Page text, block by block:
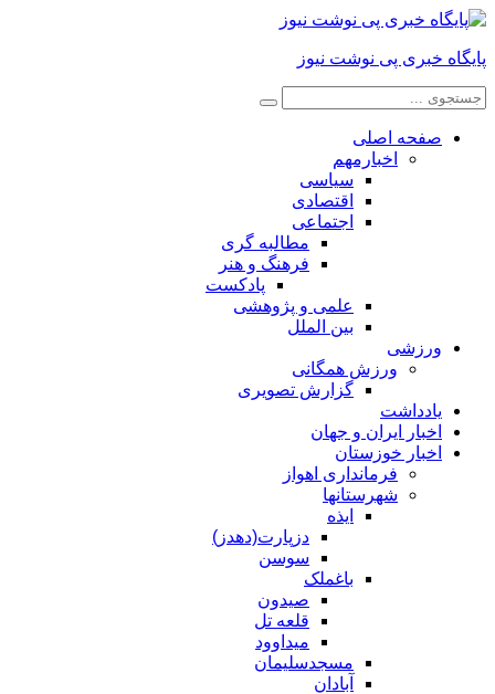
پایگاه خبری پی نوشت نیوز
صفحه اصلی
اخبارمهم
سیاسی
اقتصادی
اجتماعی
مطالبه گری
فرهنگ و هنر
پادکست
علمی و پژوهشی
بین الملل
ورزشی
ورزش همگانی
گزارش تصویری
یادداشت
اخبار ایران و جهان
اخبار خوزستان
فرمانداری اهواز
شهرستانها
ایذه
دزپارت(دهدز)
سوسن
باغملک
صیدون
قلعه تل
میداوود
مسجدسلیمان
آبادان